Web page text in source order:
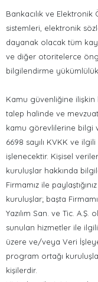
Bankacılık ve
sistemleri, elektronik
dayanak olacak tüm
ve diğer otoritelerce
bilgilendirme
Kamu güvenliğine ilişkin
talep halinde ve
kamu görevlilerine bilgi
6698 sayılı KVKK ve
işlenecektir. Kişisel
kuruluşlar hakkında
Firmamız ile
kuruluşlar; başta
Yazılım San. ve Tic.
sunulan hizmetler ile
üzere ve/veya Veri
program ortağı
kişilerdir.